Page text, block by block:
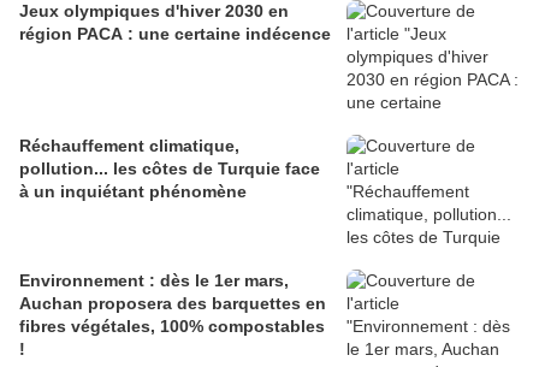
Jeux olympiques d'hiver 2030 en
région PACA : une certaine indécence
Réchauffement climatique,
pollution... les côtes de Turquie face
à un inquiétant phénomène
Environnement : dès le 1er mars,
Auchan proposera des barquettes en
fibres végétales, 100% compostables
!